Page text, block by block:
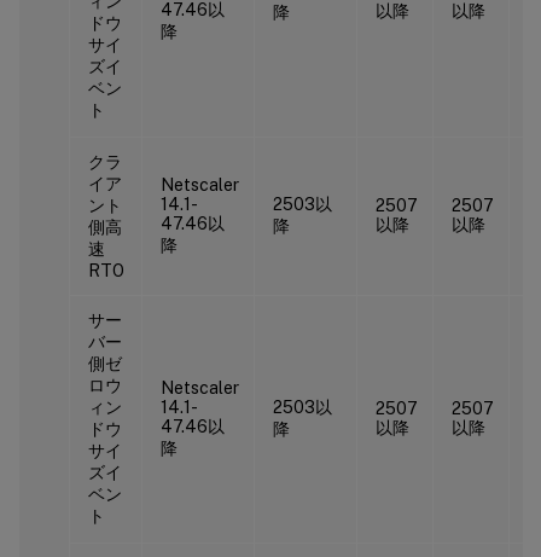
ドウ
サイ
ズイ
ベン
ト
47.46以
降
降
以降
以降
クラ
イア
ント
側高
速
RTO
Netscaler
14.1-
47.46以
降
2503以
降
2507
以降
2507
以降
サー
バー
側ゼ
ロウ
ィン
ドウ
サイ
ズイ
ベン
ト
Netscaler
14.1-
47.46以
降
2503以
降
2507
以降
2507
以降